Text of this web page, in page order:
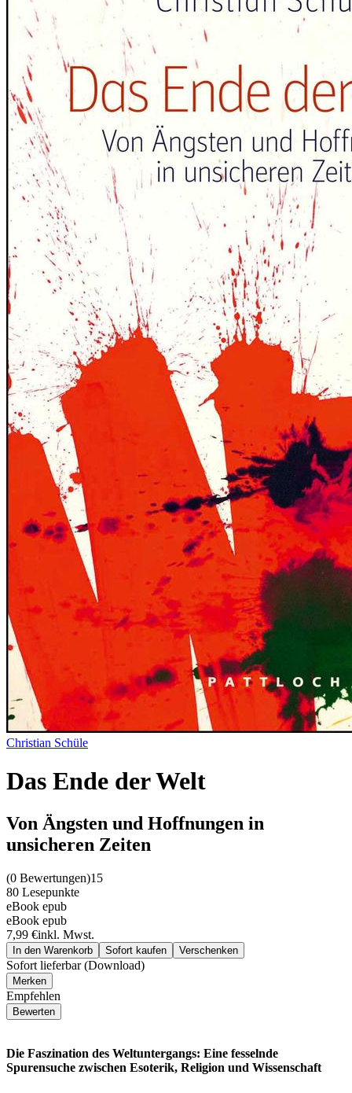
Christian Schüle
Das Ende der Welt
Von Ängsten und Hoffnungen in
unsicheren Zeiten
(0 Bewertungen)15
80 Lesepunkte
eBook epub
eBook epub
7,99 €inkl. Mwst.
In den Warenkorb Sofort kaufen Verschenken
Sofort lieferbar (Download)
Merken
Empfehlen
Bewerten
Die Faszination des Weltuntergangs: Eine fesselnde
Spurensuche zwischen Esoterik, Religion und Wissenschaft